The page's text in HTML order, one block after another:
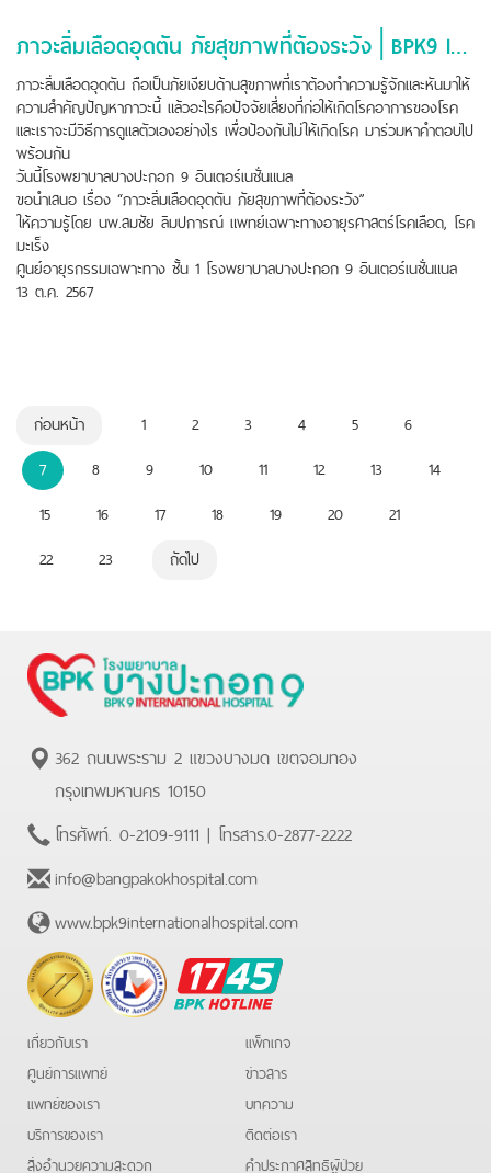
ภาวะลิ่มเลือดอุดตัน ภัยสุขภาพที่ต้องระวัง│BPK9 International Hospital
ภาวะลิ่มเลือดอุดตัน ถือเป็นภัยเงียบด้านสุขภาพที่เราต้องทำความรู้จักและหันมาให้
ความสำคัญปัญหาภาวะนี้ แล้วอะไรคือปัจจัยเสี่ยงที่ก่อให้เกิดโรคอาการของโรค
และเราจะมีวิธีการดูแลตัวเองอย่างไร เพื่อป้องกันไม่ให้เกิดโรค มาร่วมหาคำตอบไป
พร้อมกัน
วันนี้โรงพยาบาลบางปะกอก 9 อินเตอร์เนชั่นแนล
ขอนำเสนอ เรื่อง “ภาวะลิ่มเลือดอุดตัน ภัยสุขภาพที่ต้องระวัง”
ให้ความรู้โดย นพ.สมชัย ลิมปการณ์ แพทย์เฉพาะทางอายุรศาสตร์โรคเลือด, โรค
มะเร็ง
ศูนย์อายุรกรรมเฉพาะทาง ชั้น 1 โรงพยาบาลบางปะกอก 9 อินเตอร์เนชั่นแนล
13 ต.ค. 2567
ก่อนหน้า 1 2 3 4 5
6
7
8 9 10 11 12 13
14
15
16 17 18 19 20
21
22
23 ถัดไป
362 ถนนพระราม 2 แขวงบางมด เขตจอมทอง
กรุงเทพมหานคร 10150
โทรศัพท์. 0-2109-9111 | โทรสาร.0-2877-2222
info@bangpakokhospital.com
www.bpk9internationalhospital.com
BPK
Hotline
เกี่ยวกับเรา
ศูนย์การแพทย์
แพทย์ของเรา
บริการของเรา
สิ่งอำนวยความสะดวก
แพ็กเกจ
ข่าวสาร
บทความ
ติดต่อเรา
คําประกาศสิทธิผู้ป่วย